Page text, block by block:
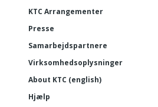
KTC Arrangementer
Presse
Samarbejdspartnere
Virksomhedsoplysninger
About KTC (english)
Hjælp